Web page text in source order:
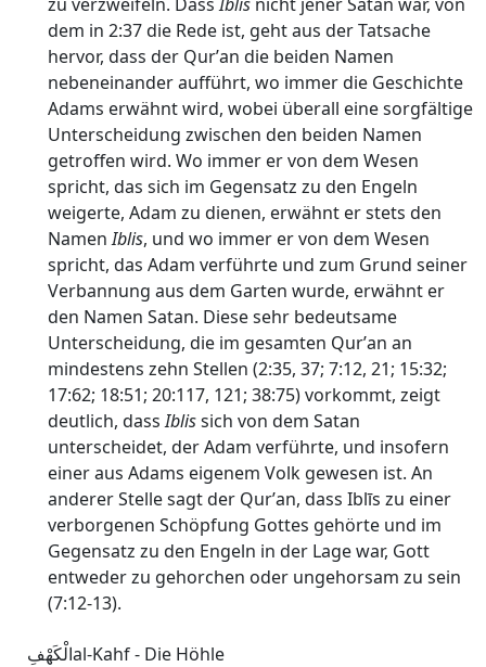
dem in 2:37 die Rede ist, geht aus der Tatsache
hervor, dass der Qurʼan die beiden Namen
nebeneinander aufführt, wo immer die Geschichte
Adams erwähnt wird, wobei überall eine sorgfältige
Unterscheidung zwischen den beiden Namen
getroffen wird. Wo immer er von dem Wesen
spricht, das sich im Gegensatz zu den Engeln
weigerte, Adam zu dienen, erwähnt er stets den
NamenIblis, und wo immer er von dem Wesen
spricht, das Adam verführte und zum Grund seiner
Verbannung aus dem Garten wurde, erwähnt er
den Namen Satan. Diese sehr bedeutsame
Unterscheidung, die im gesamten Qurʼan an
mindestens zehn Stellen (2:35, 37; 7:12, 21; 15:32;
17:62; 18:51; 20:117, 121; 38:75) vorkommt, zeigt
deutlich, dassIblissich von dem Satan
unterscheidet, der Adam verführte, und insofern
einer aus Adams eigenem Volk gewesen ist. An
anderer Stelle sagt der Qurʼan, dass Iblīs zu einer
verborgenen Schöpfung Gottes gehörte und im
Gegensatz zu den Engeln in der Lage war, Gott
entweder zu gehorchen oder ungehorsam zu sein
(7:12-13).
الْکَھْفِal-Kahf - Die Höhle